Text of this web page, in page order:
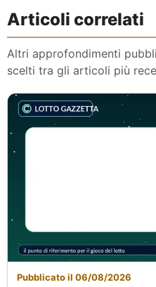
Articoli correlati
Altri approfondimenti
scelti tra gli articoli più
Pubblicato il 06/08/2026